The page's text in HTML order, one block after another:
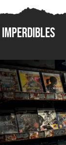
Imperdibles